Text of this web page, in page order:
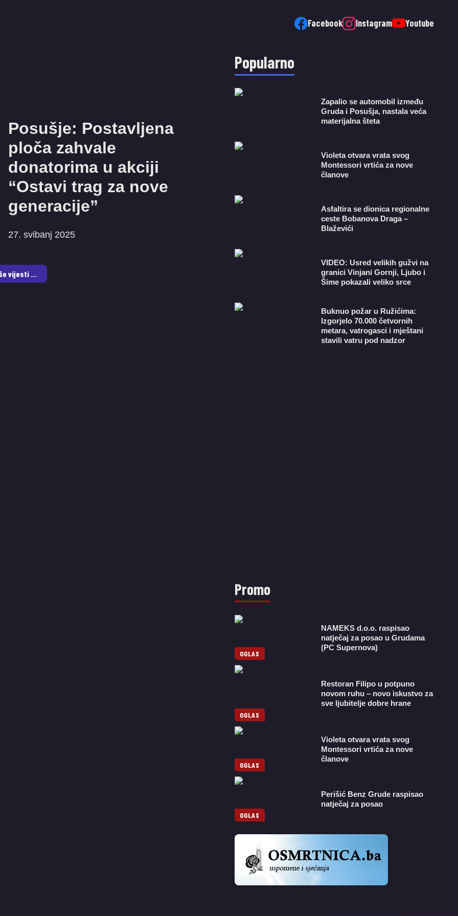
Facebook Instagram Youtube
Posušje: Postavljena
ploča zahvale
donatorima u akciji
“Ostavi trag za nove
generacije”
27. svibanj 2025
vijesti ...
Popularno
Zapalio se automobil između
Gruda i Posušja, nastala veća
materijalna šteta
Violeta otvara vrata svog
Montessori vrtića za nove
članove
Asfaltira se dionica regionalne
ceste Bobanova Draga –
Blaževići
VIDEO: Usred velikih gužvi na
granici Vinjani Gornji, Ljubo i
Šime pokazali veliko srce
Buknuo požar u Ružićima:
Izgorjelo 70.000 četvornih
metara, vatrogasci i mještani
stavili vatru pod nadzor
Promo
OGLAS
NAMEKS d.o.o. raspisao
natječaj za posao u Grudama
(PC Supernova)
OGLAS
Restoran Filipo u potpuno
novom ruhu – novo iskustvo za
sve ljubitelje dobre hrane
OGLAS
Violeta otvara vrata svog
Montessori vrtića za nove
članove
OGLAS
Perišić Benz Grude raspisao
natječaj za posao